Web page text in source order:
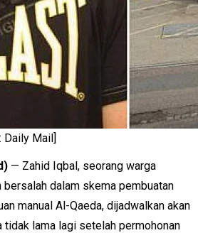
Daily Mail]
— Zahid Iqbal, seorang warga
dalam skema pembuatan
manual Al-Qaeda, dijadwalkan akan
tidak lama lagi setelah permohonan